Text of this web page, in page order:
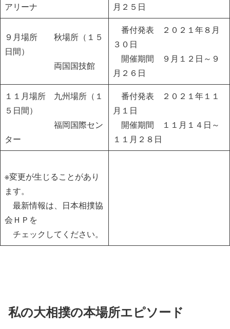
アリーナ
月２５日
９月場所 秋場所（１５
日間）
両国国技館
番付発表 ２０２１年８月
３０日
開催期間 ９月１２日～９
月２６日
１１月場所 九州場所（１
５日間）
福岡国際セン
ター
番付発表 ２０２１年１１
月１日
開催期間 １１月１４日～
１１月２８日
※変更が生じることがあり
ます。
最新情報は、日本相撲協
会ＨＰを
チェックしてください。
私の大相撲の本場所エピソード